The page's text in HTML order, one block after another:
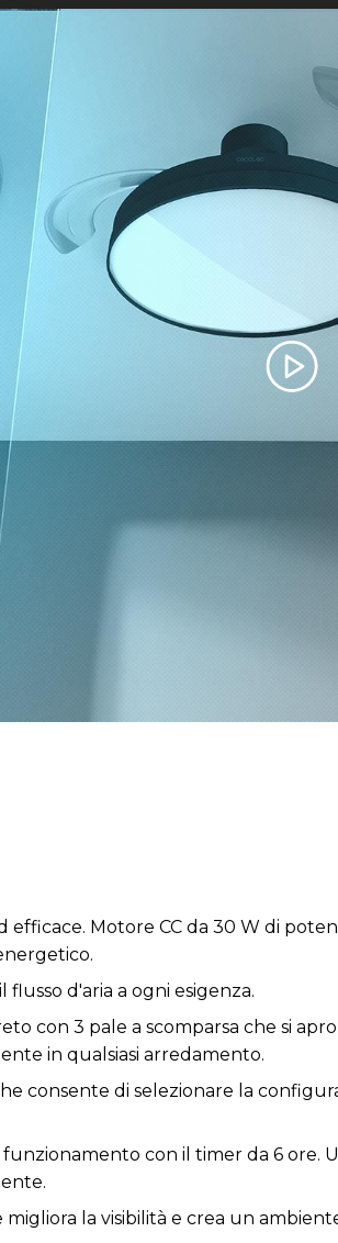
efficace. Motore CC da 30 W di
d'aria a ogni esigenza.
con 3 pale a scomparsa che si
in qualsiasi arredamento.
consente di selezionare la
con il timer da 6 ore.
migliora la visibilità e crea un